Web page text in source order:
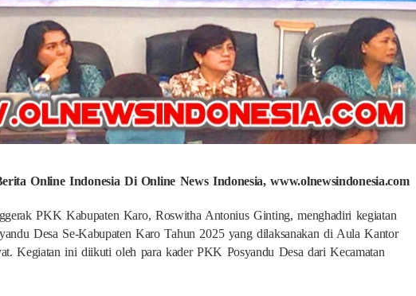
Online Indonesia Di Online News Indonesia, www.olnewsindonesia.com
PKK Kabupaten Karo, Roswitha Antonius Ginting, menghadiri kegiatan
Desa Se-Kabupaten Karo Tahun 2025 yang dilaksanakan di Aula Kantor
Kegiatan ini diikuti oleh para kader PKK Posyandu Desa dari Kecamatan